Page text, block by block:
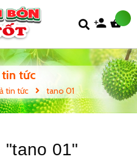
tức
tin tức tano 01
"tano 01"